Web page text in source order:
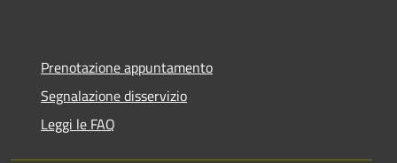
Prenotazione appuntamento
Segnalazione disservizio
Leggi le FAQ